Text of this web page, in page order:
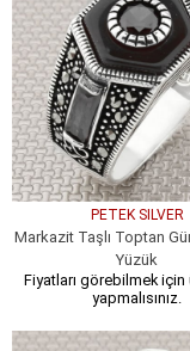
PETEK SILVER
Markazit Taşlı Toptan
Yüzük
Fiyatları görebilmek
yapmalısınız.